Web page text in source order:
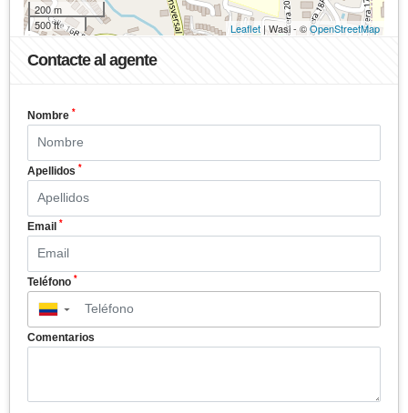
200 m
500 ft
Leaflet | Wasi - ©OpenStreetMap
Contacte al agente
Nombre *
Apellidos *
Email *
Teléfono *
▼
Comentarios